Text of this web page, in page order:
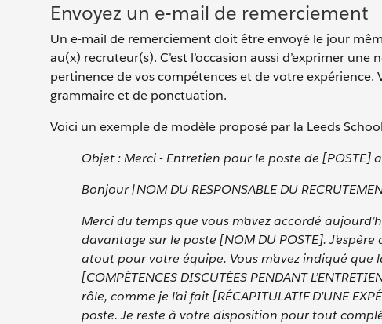
Envoyez un e-mail de remerciement
Un e-mail de remerciement doit être envoyé le jour
au(x) recruteur(s). C’est l’occasion aussi d’exprimer
pertinence de vos compétences et de votre
grammaire et de ponctuation.
Voici un exemple de modèle proposé par la Leeds
Objet : Merci - Entretien pour le poste de [POSTE]
Bonjour [NOM DU RESPONSABLE DU
Merci du temps que vous m’avez accordé
davantage sur le poste [NOM DU POSTE].
atout pour votre équipe. Vous m’avez indiqué
[COMPÉTENCES DISCUTÉES PENDANT
rôle, comme je l’ai fait [RÉCAPITULATIF D’UNE
poste. Je reste à votre disposition pour tout